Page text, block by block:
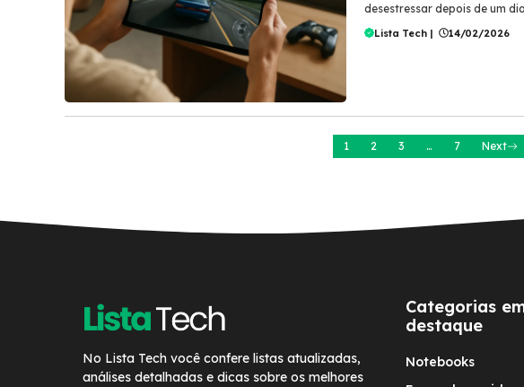
desestressar depois de um
Lista Tech | 14/02/2026
1 2 3 … 7 Next
No Lista Tech você confere listas atualizadas,
análises detalhadas e dicas sobre os melhores
Categorias
destaque
Notebooks